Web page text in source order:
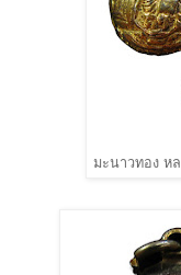
มะนาวทอง ห